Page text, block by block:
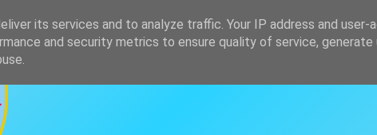
Clasificación
its services and to analyze traffic. Your IP address and user-
and security metrics to ensure quality of service, generate